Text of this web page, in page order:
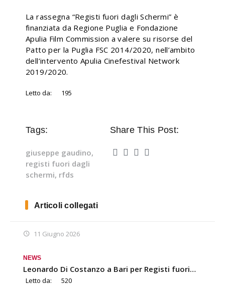
La rassegna “Registi fuori dagli Schermi” è
finanziata da Regione Puglia e Fondazione
Apulia Film Commission a valere su risorse del
Patto per la Puglia FSC 2014/2020, nell’ambito
dell’intervento Apulia Cinefestival Network
2019/2020.
Letto da: 195
Tags:
giuseppe gaudino,
registi fuori dagli
schermi, rfds
Share This Post:
Articoli collegati
11 Giugno 2026
NEWS
Leonardo Di Costanzo a Bari per Registi fuori…
Letto da: 520